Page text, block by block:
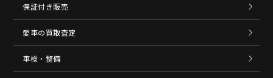
保証付き販売
愛車の買取査定
車検・整備